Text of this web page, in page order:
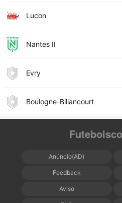
Lucon
Nantes II
Evry
Boulogne-Billancourt
Anúncio(AD)
Feedback
Aviso